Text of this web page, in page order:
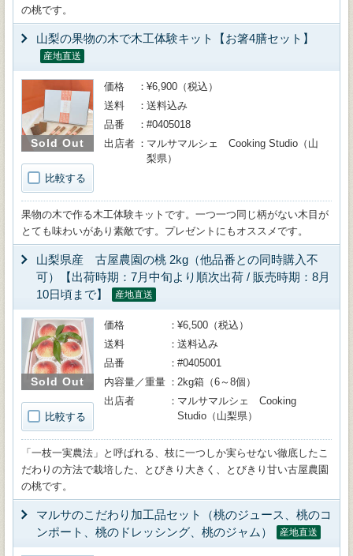
の桃です。
山梨の果物の木で木工体験キット【お箸4膳セット】
産地直送
Sold Out
比較する
価格
¥6,900（税込）
送料
送料込み
品番
#0405018
出店者
マルサマルシェ Cooking Studio（山
梨県）
果物の木で作る木工体験キットです。一つ一つ同じ柄がない木目が
とても味わいがあり素敵です。プレゼントにもオススメです。
山梨県産 古屋農園の桃 2kg（他品番との同時購入不
可）【出荷時期：7月中旬より順次出荷 / 販売時期：8月
10日頃まで】
産地直送
Sold Out
比較する
価格
¥6,500（税込）
送料
送料込み
品番
#0405001
内容量／重量
2kg箱（6～8個）
出店者
マルサマルシェ Cooking
Studio（山梨県）
「一枝一実農法」と呼ばれる、枝に一つしか実らせない徹底したこ
だわりの方法で栽培した、とびきり大きく、とびきり甘い古屋農園
の桃です。
マルサのこだわり加工品セット（桃のジュース、桃のコ
ンポート、桃のドレッシング、桃のジャム）
産地直送